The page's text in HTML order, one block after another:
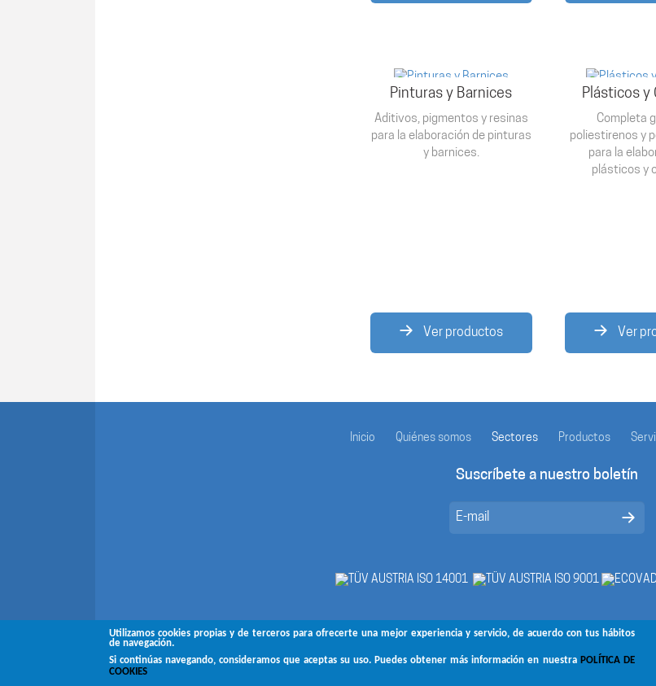
Utilizamos cookies propias y de terceros para ofrecerte una mejor experiencia y servicio, de acuerdo con tus hábitos
de navegación.
Si continúas navegando, consideramos que aceptas su uso. Puedes obtener más información en nuestra POLÍTICA DE
COOKIES
Pinturas y Barnices
Aditivos, pigmentos y resinas
para la elaboración de pinturas
y barnices.
Ver productos
Plásticos y
Completa
poliestirenos y
para la
plásticos y
Ver
Inicio Quiénes somos Sectores Productos
Suscríbete a nuestro boletín
Síguenos en